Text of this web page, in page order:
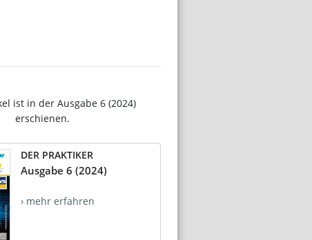
ist in der Ausgabe 6 (2024)
erschienen.
DER PRAKTIKER
Ausgabe 6 (2024)
› mehr erfahren